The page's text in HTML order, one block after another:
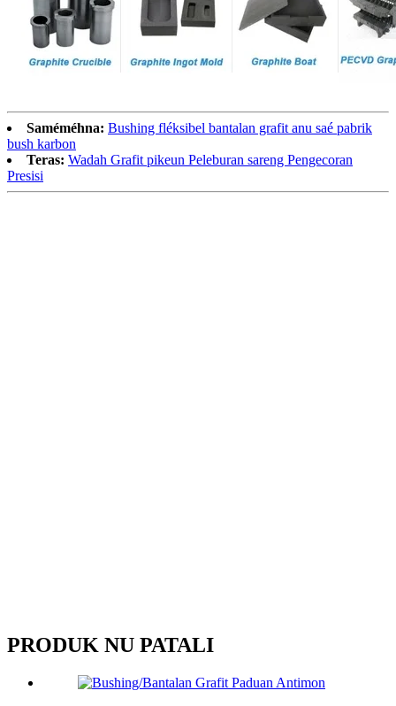
Saméméhna: Bushing fléksibel bantalan grafit anu saé pabrik
bush karbon
Teras: Wadah Grafit pikeun Peleburan sareng Pengecoran
Presisi
PRODUK NU PATALI